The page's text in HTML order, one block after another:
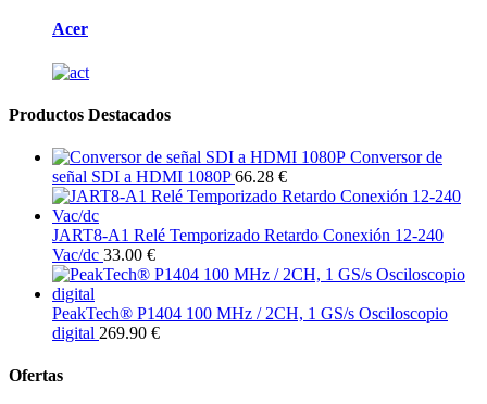
Acer
Productos Destacados
Conversor de
señal SDI a HDMI 1080P 66.28 €
JART8-A1 Relé Temporizado Retardo Conexión 12-240
Vac/dc 33.00 €
PeakTech® P1404 100 MHz / 2CH, 1 GS/s Osciloscopio
digital 269.90 €
Ofertas